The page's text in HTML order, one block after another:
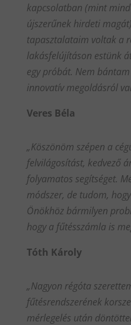
kapcsolatban (mint
újszerűnek hirdeti
tapasztalataim voltak a
lakásfelújításon estünk
egy próbát. Nem
innovatív megoldásról
Veres Béla
„Köszönöm szépen a
felvilágosítást, kedvező
folyamatos segítséget.
módszer, de tudom,
Önökhöz bármilyen
hogy a fűtésszámla is
Tóth Károly
„Nagyon régóta
fűtésrendszerének
mérlegelés után